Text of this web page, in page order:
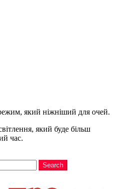
який ніжніший для очей.
який буде більш
час.
Search